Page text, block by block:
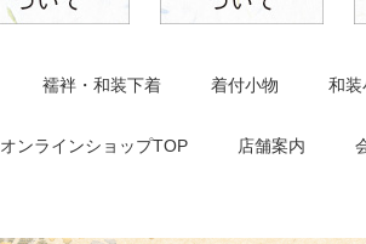
襦袢・和装下着 着付小物 和装
オンラインショップTOP 店舗案内